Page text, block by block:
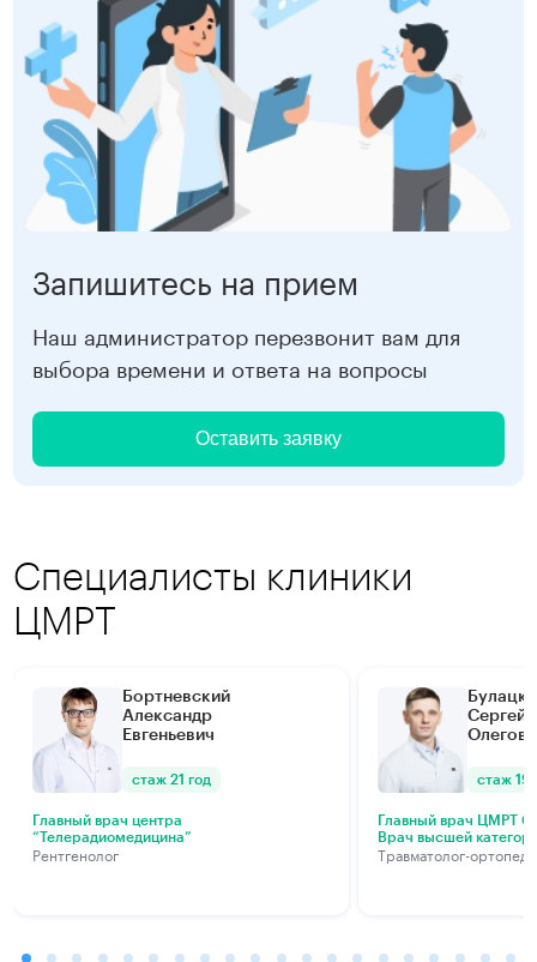
Запишитесь на прием
Наш администратор перезвонит вам для
выбора времени и ответа на вопросы
Оставить заявку
Специалисты клиники
ЦМРТ
Бортневский
Александр
Евгеньевич
стаж 21 год
Главный врач центра
“Телерадиомедицина”
Рентгенолог
Сергей
стаж 19
Главный врач ЦМРТ
Врач высшей
Травматолог-ортопед